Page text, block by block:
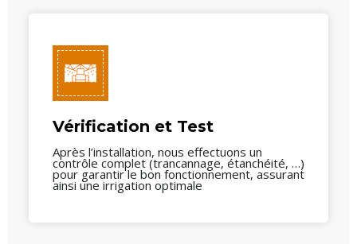
Vérification et Test
Après l’installation, nous effectuons un
contrôle complet (trancannage, étanchéité, …)
pour garantir le bon fonctionnement, assurant
ainsi une irrigation optimale